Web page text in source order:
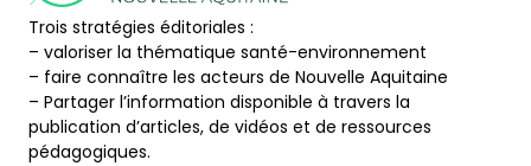
Trois stratégies éditoriales :
– valoriser la thématique santé-environnement
– faire connaître les acteurs de Nouvelle Aquitaine
– Partager l’information disponible à travers la
publication d’articles, de vidéos et de ressources
pédagogiques.